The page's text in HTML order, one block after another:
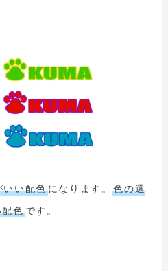
いい配色になります。色の選
配色です。